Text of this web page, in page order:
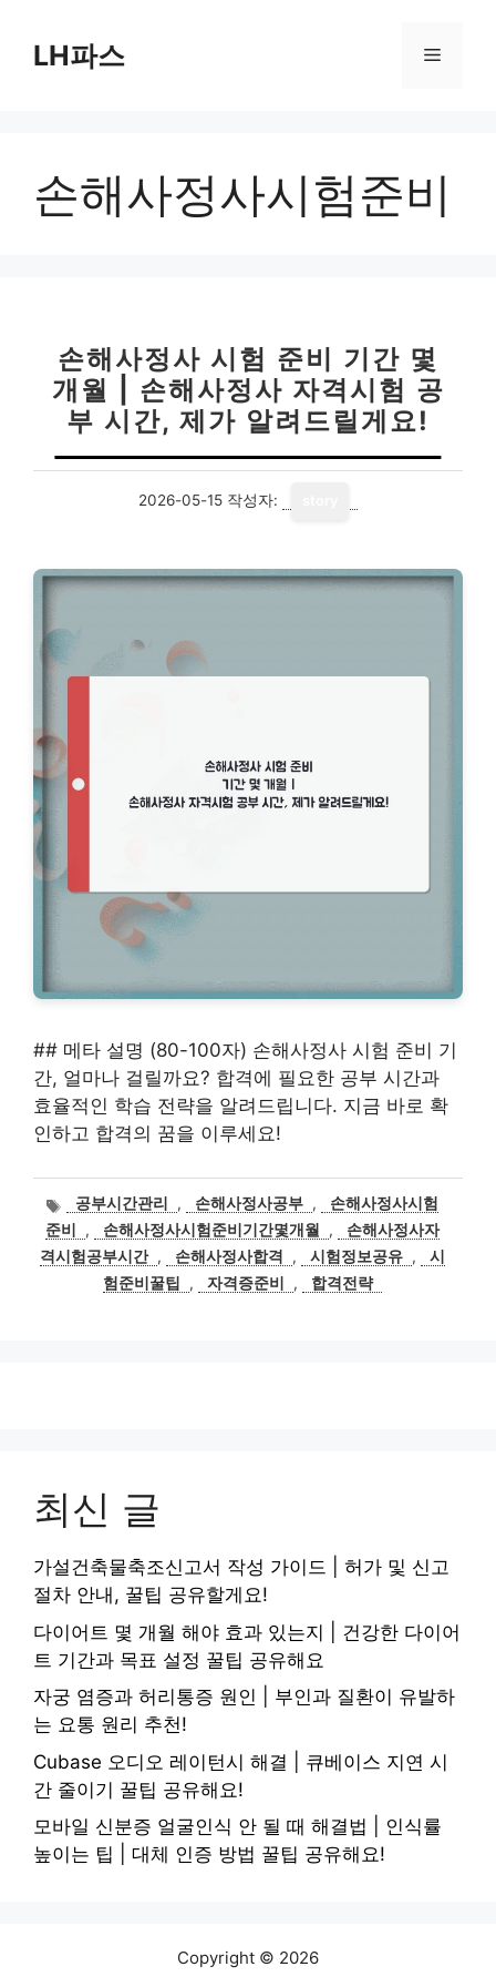
LH파스 메
손해사정사시험준비
손해사정사 시험 준비 기간 몇
개월 | 손해사정사 자격시험 공
부 시간, 제가 알려드릴게요!
2026-05-15 작성자:
## 메타 설명 (80-100자) 손해사정사 시험 준비 기
간, 얼마나 걸릴까요? 합격에 필요한 공부 시간과
효율적인 학습 전략을 알려드립니다. 지금 바로 확
인하고 합격의 꿈을 이루세요!
태
그
공부시간관리 , 손해사정사공부 ,
손해사정사시험
준비
, 손해사정사시험준비기간몇개월 ,
손해사정사자
격시험공부시간 , 손해사정사합격 , 시험정보공유 ,
시
험준비꿀팁
, 자격증준비 , 합격전략
최신 글
가설건축물축조신고서 작성 가이드 | 허가 및 신고
절차 안내, 꿀팁 공유할게요!
다이어트 몇 개월 해야 효과 있는지 | 건강한 다이어
트 기간과 목표 설정 꿀팁 공유해요
자궁 염증과 허리통증 원인 | 부인과 질환이 유발하
는 요통 원리 추천!
Cubase 오디오 레이턴시 해결 | 큐베이스 지연 시
간 줄이기 꿀팁 공유해요!
모바일 신분증 얼굴인식 안 될 때 해결법 | 인식률
높이는 팁 | 대체 인증 방법 꿀팁 공유해요!
Copyright © 2026